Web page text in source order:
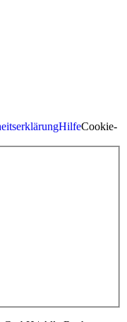
HilfeCookie-